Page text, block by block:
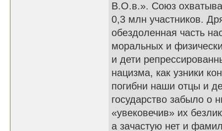
В.О.в.». Союз
0,3 млн участников.
обездоленная часть
моральных и
и дети
нацизма, как узники
погибни наши отцы и
государство забыло о
«увековечив» их
а зачастую нет и